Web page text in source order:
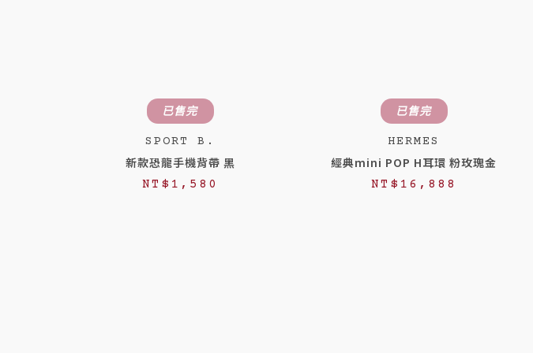
已售完
SPORT B.
新款恐龍手機背帶 黑
NT$ 1,580
已售完
HERMES
經典mini POP H耳環 粉玫瑰金
NT$ 16,888